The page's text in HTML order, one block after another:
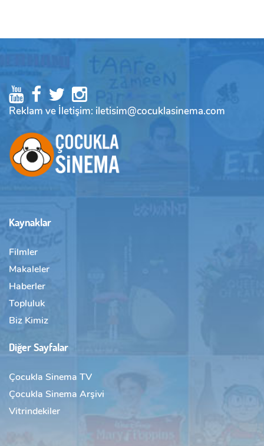
Reklam ve İletişim: iletisim@cocuklasinema.com
Kaynaklar
Filmler
Makaleler
Haberler
Topluluk
Biz Kimiz
Diğer Sayfalar
Çocukla Sinema TV
Çocukla Sinema Arşivi
Vitrindekiler